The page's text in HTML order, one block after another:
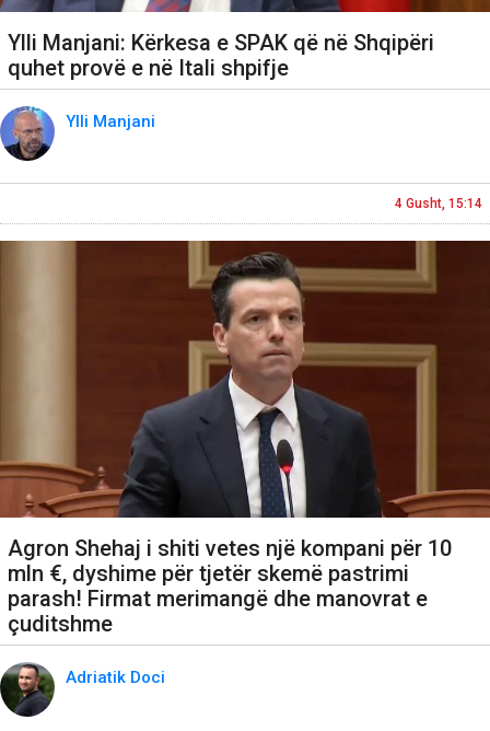
Ylli Manjani: Kërkesa e SPAK që në Shqipëri
quhet provë e në Itali shpifje
Ylli Manjani
4 Gusht, 15:14
Agron Shehaj i shiti vetes një kompani për 10
mln €, dyshime për tjetër skemë pastrimi
parash! Firmat merimangë dhe manovrat e
çuditshme
Adriatik Doci